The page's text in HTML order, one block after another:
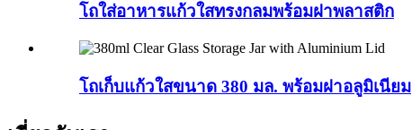
โถใส่อาหารแก้วใสทรงกลมพร้อมฝาพลาสติก
โถเก็บแก้วใสขนาด 380 มล. พร้อมฝาอลูมิเนียม